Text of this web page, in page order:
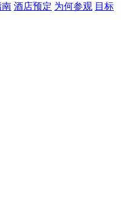
南 酒店预定 为何参观 目标